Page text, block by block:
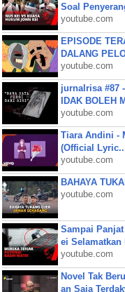
Soal
youtube.com
EPISODE
DALANG
youtube.com
jurnalrisa #87
IDAK BOLEH
youtube.com
Tiara Andini -
(Official
youtube.com
BAHAYA
youtube.com
Sampai
ei Selamatkan
youtube.com
Novel Tak
an Saja